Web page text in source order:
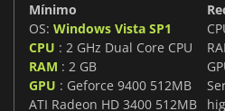
Mínimo
OS: Windows Vista SP1
CPU : 2 GHz Dual Core CPU
RAM : 2 GB
GPU : Geforce 9400 512MB
ATI Radeon HD 3400 512MB